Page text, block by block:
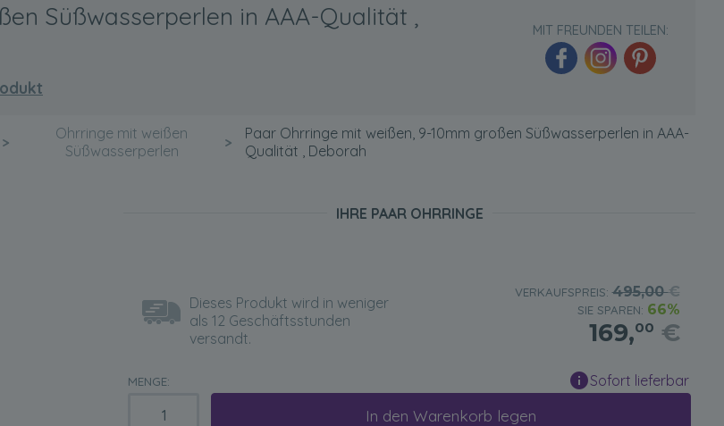
Süßwasserperlen in AAA-Qualität ,
MIT FREUNDEN TEILEN:
>
Ohrringe mit weißen
Süßwasserperlen
>
Paar Ohrringe mit weißen, 9-10mm großen Süßwasserperlen in AAA-
Qualität , Deborah
IHRE PAAR OHRRINGE
Dieses Produkt wird in weniger
als 12 Geschäftsstunden
versandt.
VERKAUFSPREIS:495,00€
SIE SPAREN: 66%
169,00 €
MENGE: Sofort lieferbar
In den Warenkorb legen